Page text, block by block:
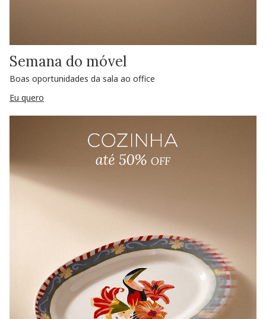
Semana do móvel
Boas oportunidades da sala ao office
Eu quero